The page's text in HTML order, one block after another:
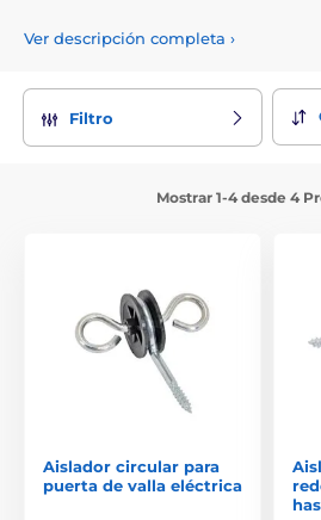
Ver descripción completa ›
Filtro
Mostrar 1-4 desde 4
Aislador circular para
puerta de valla eléctrica